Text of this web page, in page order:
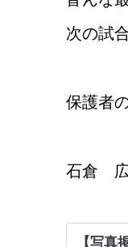
次の試
保護者
石倉